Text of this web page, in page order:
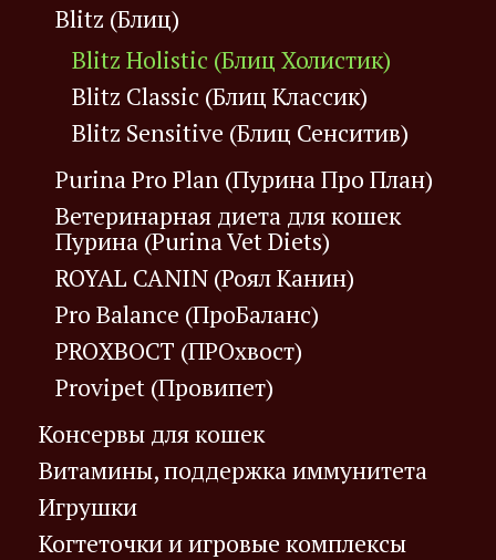
Blitz (Блиц)
Blitz Holistic (Блиц Холистик)
Blitz Classic (Блиц Классик)
Blitz Sensitive (Блиц Сенситив)
Purina Pro Plan (Пурина Про План)
Ветеринарная диета для кошек
Пурина (Purina Vet Diets)
ROYAL CANIN (Роял Канин)
Pro Balance (ПроБаланс)
PROХВОСТ (ПРОхвост)
Provipet (Провипет)
Консервы для кошек
Витамины, поддержка иммунитета
Игрушки
Когтеточки и игровые комплексы